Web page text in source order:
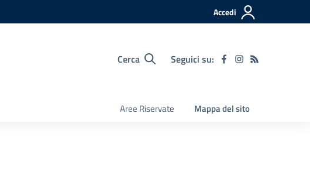
Accedi
Cerca Seguici su:
Aree Riservate Mappa del sito